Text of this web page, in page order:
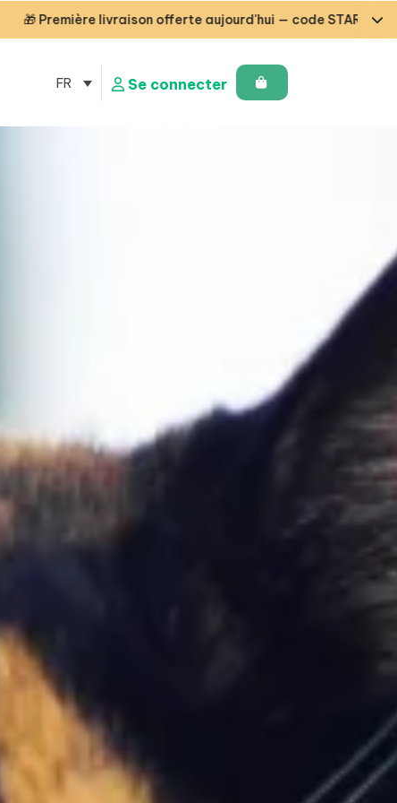
— code STARTCG2 ou dès 50€ d’achat 🇧🇪🇫🇷🇱🇺
FR Se connecter